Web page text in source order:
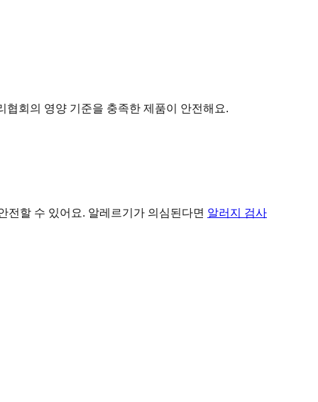
회의 영양 기준을 충족한 제품이 안전해요.
전할 수 있어요. 알레르기가 의심된다면 알러지 검사